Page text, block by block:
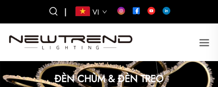
| VI
ĐÈN CHÙM & ĐÈN TREO